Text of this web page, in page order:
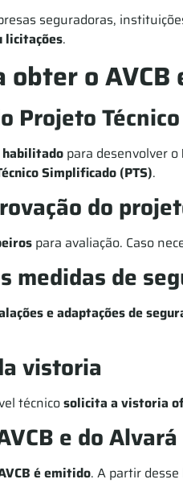
seguradoras,
licitações.
obter o AVCB
Projeto Técnico
para desenvolver o
Simplificado (PTS).
do
para avaliação. Caso
medidas de
e adaptações de
vistoria
técnicosolicita a vistoria
e do Alvará
é emitido. A partir